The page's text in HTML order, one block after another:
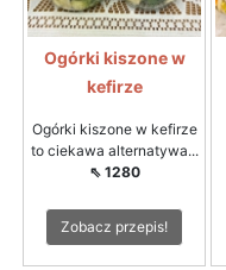
Ogórki kiszone w
kefirze
Ogórki kiszone w kefirze
to ciekawa alternatywa...
⇖ 1280
Zobacz przepis!